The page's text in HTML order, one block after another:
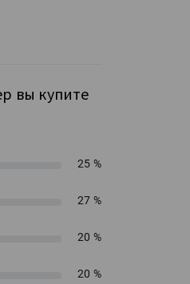
вы купите
25 %
27 %
20 %
20 %